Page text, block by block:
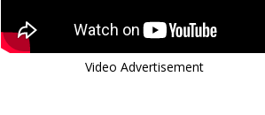
Video Advertisement